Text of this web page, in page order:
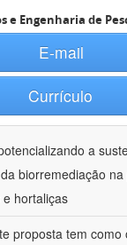
e Engenharia de
E-mail
Currículo
a
biorremediação
hortaliças
proposta tem como